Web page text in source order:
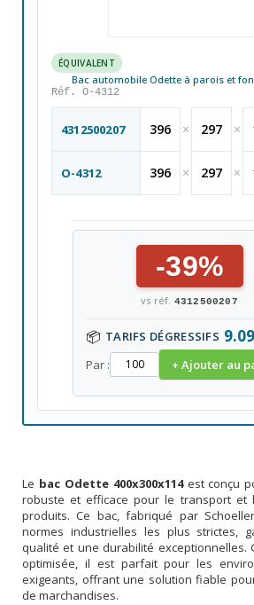
ÉQUIVALENT
Bac automobile Odette à parois et
Réf. O-4312
4312500207 396 × 297 ×
O-4312 396 × 297 ×
-39%
vs réf. 4312500207
📦 TARIFS DÉGRESSIFS
Par : + Ajouter au
Le bac Odette 400x300x114est conçu
robuste et efficace pour le transport et
produits. Ce bac, fabriqué par
normes industrielles les plus strictes,
qualité et une durabilité exceptionnelles.
optimisée, il est parfait pour les
exigeants, offrant une solution fiable
de marchandises.